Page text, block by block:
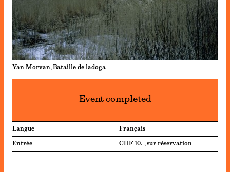
Yan Morvan, Bataille de ladoga
Event completed
Langue Français
Entrée CHF 10.-, sur réservation